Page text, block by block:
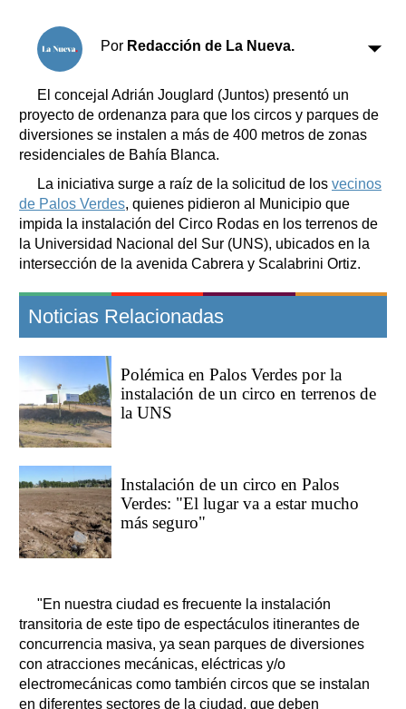
Horóscopo
Suplementos
Servicios
Farmacias
Transportes
Loterías
Datos Útiles
Fúnebres
Edictos
Teléfonos de urgencia
Por Redacción de La Nueva.
El concejal Adrián Jouglard (Juntos) presentó un
proyecto de ordenanza para que los circos y parques de
diversiones se instalen a más de 400 metros de zonas
residenciales de Bahía Blanca.
La iniciativa surge a raíz de la solicitud de los vecinos
de Palos Verdes, quienes pidieron al Municipio que
impida la instalación del Circo Rodas en los terrenos de
la Universidad Nacional del Sur (UNS), ubicados en la
intersección de la avenida Cabrera y Scalabrini Ortiz.
Noticias Relacionadas
Polémica en Palos Verdes por la
instalación de un circo en terrenos de
la UNS
Instalación de un circo en Palos
Verdes: "El lugar va a estar mucho
más seguro"
"En nuestra ciudad es frecuente la instalación
transitoria de este tipo de espectáculos itinerantes de
concurrencia masiva, ya sean parques de diversiones
con atracciones mecánicas, eléctricas y/o
electromecánicas como también circos que se instalan
en diferentes sectores de la ciudad, que deben